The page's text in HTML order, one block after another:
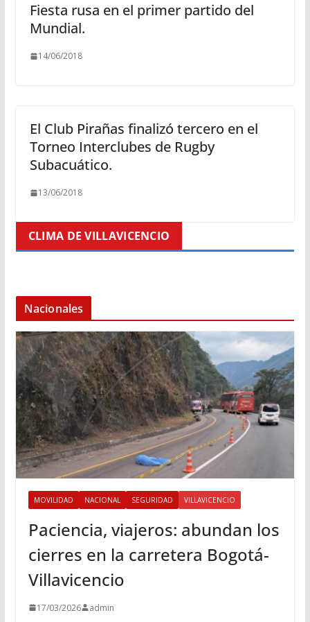
Fiesta rusa en el primer partido del
Mundial.
14/06/2018
El Club Pirañas finalizó tercero en el
Torneo Interclubes de Rugby
Subacuático.
13/06/2018
CLIMA DE VILLAVICENCIO
Nacionales
MOVILIDAD NACIONAL SEGURIDAD VILLAVICENCIO
Paciencia, viajeros: abundan los
cierres en la carretera Bogotá-
Villavicencio
17/03/2026 admin